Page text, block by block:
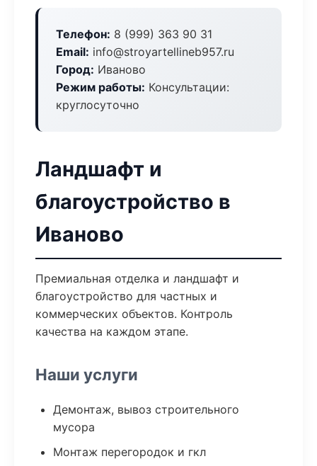
Телефон: 8 (999) 363 90 31
Email: info@stroyartellineb957.ru
Город: Иваново
Режим работы: Консультации:
круглосуточно
Ландшафт и
благоустройство в
Иваново
Премиальная отделка и ландшафт и
благоустройство для частных и
коммерческих объектов. Контроль
качества на каждом этапе.
Наши услуги
Демонтаж, вывоз строительного
мусора
Монтаж перегородок и гкл